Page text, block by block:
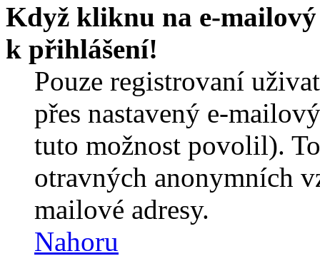
Když kliknu na e-
k přihlášení!
Pouze registrovaní
přes nastavený e-
tuto možnost povolil).
otravných anonymních
mailové adresy.
Nahoru